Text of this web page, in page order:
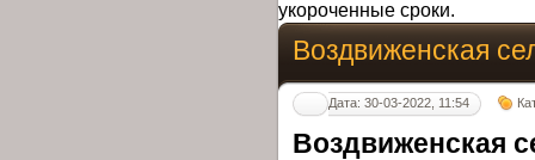
укороченные сроки.
Воздвиженская
Дата: 30-03-2022, 11:54
Воздвиженская